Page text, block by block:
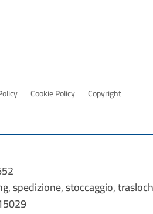
Cookie Policy Copyright
spedizione, stoccaggio,